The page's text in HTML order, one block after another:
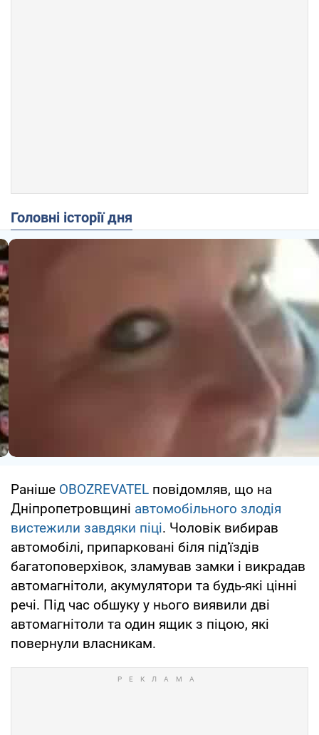
Головні історії дня
Раніше OBOZREVATEL повідомляв, що на
Дніпропетровщині автомобільного злодія
вистежили завдяки піці. Чоловік вибирав
автомобілі, припарковані біля під'їздів
багатоповерхівок, зламував замки і викрадав
автомагнітоли, акумулятори та будь-які цінні
речі. Під час обшуку у нього виявили дві
автомагнітоли та один ящик з піцою, які
повернули власникам.